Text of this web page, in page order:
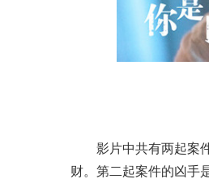
影片中共有两起案
财。第二起案件的凶手